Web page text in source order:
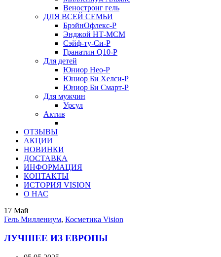
Веностронг гель
ДЛЯ ВСЕЙ СЕМЬИ
БрэйнОфлекс-Р
Энджой НТ-МСМ
Сэйф-ту-Си-Р
Гранатин Q10-Р
Для детей
Юниор Нео-Р
Юниор Би Хелси-Р
Юниор Би Смарт-Р
Для мужчин
Урсул
Актив
ОТЗЫВЫ
АКЦИИ
НОВИНКИ
ДОСТАВКА
ИНФОРМАЦИЯ
КОНТАКТЫ
ИСТОРИЯ VISION
О НАС
17 Май
Гель Миллениум, Косметика Vision
ЛУЧШЕЕ ИЗ ЕВРОПЫ